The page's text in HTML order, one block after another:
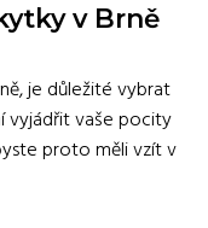
v Brně
je důležité vybrat
vyjádřit vaše pocity
proto měli vzít v